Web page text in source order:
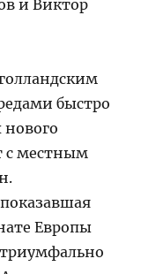
и Виктор
быстро
нового
с местным
Европы
триумфально